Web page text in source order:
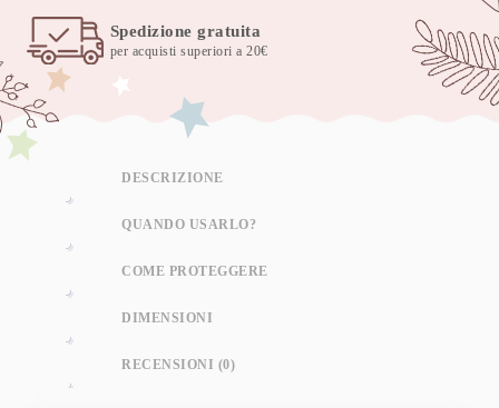
Spedizione gratuita
per acquisti superiori a 20€
DESCRIZIONE
QUANDO USARLO?
COME PROTEGGERE
DIMENSIONI
RECENSIONI (0)